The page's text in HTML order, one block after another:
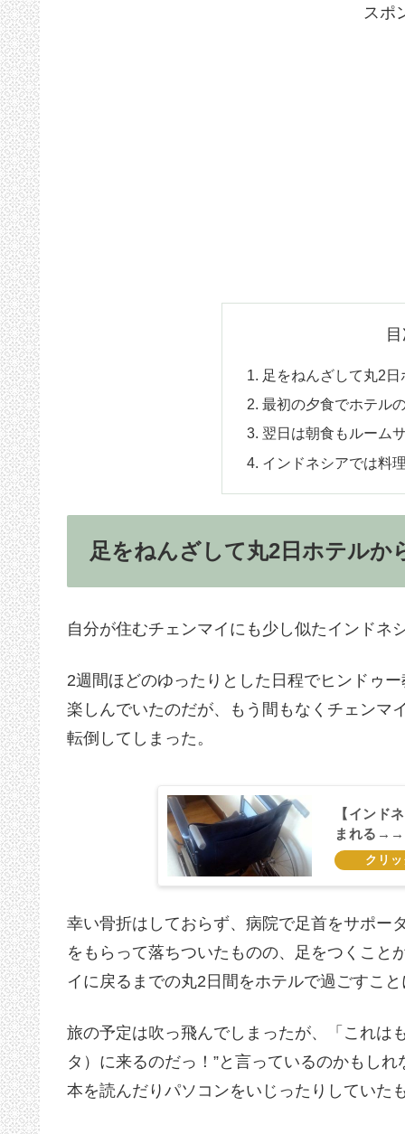
スポ
足をねんざして丸2
最初の夕食でホテル
翌日は朝食もルーム
インドネシアでは料
足をねんざして丸2日ホテルか
自分が住むチェンマイにも少し似たインドネ
2週間ほどのゆったりとした日程でヒンドゥ
楽しんでいたのだが、もう間もなくチェンマ
転倒してしまった。
【インド
まれる
幸い骨折はしておらず、病院で足首をサポー
をもらって落ちついたものの、足をつくこと
イに戻るまでの丸2日間をホテルで過ごすこ
旅の予定は吹っ飛んでしまったが、「これは
タ）に来るのだっ！”と言っているのかもし
本を読んだりパソコンをいじったりしていた